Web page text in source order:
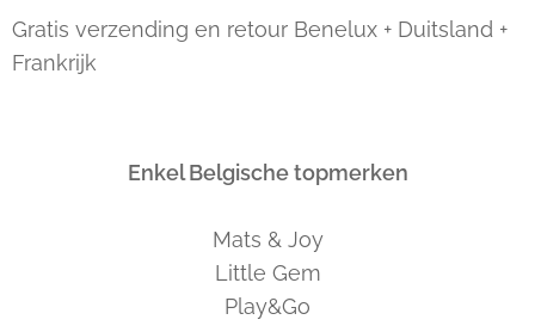
Gratis verzending en retour Benelux + Duitsland +
Frankrijk
Enkel Belgische topmerken
Mats & Joy
Little Gem
Play&Go